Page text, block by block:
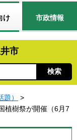
け 市政情報
市
）
>
植樹祭が開催（6月7